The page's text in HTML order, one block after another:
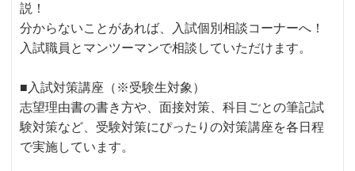
説！
分からないことがあれば、入試個別相談コーナーへ！
入試職員とマンツーマンで相談していただけます。
■入試対策講座（※受験生対象）
志望理由書の書き方や、面接対策、科目ごとの筆記試
験対策など、受験対策にぴったりの対策講座を各日程
で実施しています。